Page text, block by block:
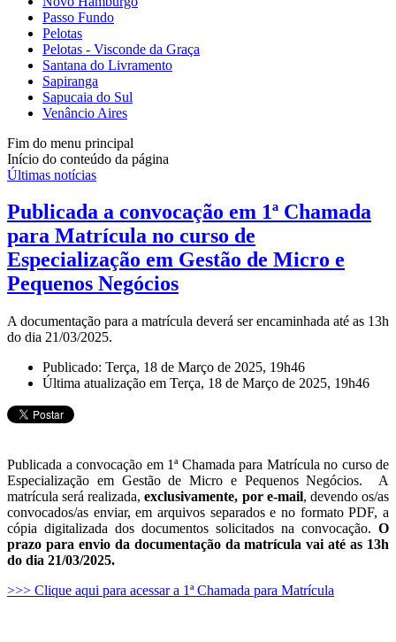
Passo Fundo
Pelotas
Pelotas - Visconde da Graça
Santana do Livramento
Sapiranga
Sapucaia do Sul
Venâncio Aires
Fim do menu principal
Início do conteúdo da página
Últimas notícias
Publicada a convocação em 1ª Chamada
para Matrícula no curso de
Especialização em Gestão de Micro e
Pequenos Negócios
A documentação para a matrícula deverá ser encaminhada até as 13h
do dia 21/03/2025.
Publicado: Terça, 18 de Março de 2025, 19h46
Última atualização em Terça, 18 de Março de 2025, 19h46
Publicada a convocação em 1ª Chamada para Matrícula no curso de
Especialização em Gestão de Micro e Pequenos Negócios. A
matrícula será realizada,exclusivamente, por e-mail, devendo os/as
convocados/as enviar, em arquivos separados e no formato PDF, a
cópia digitalizada dos documentos solicitados na convocação. O
prazo para envio da documentação da matrícula vai até as 13h
do dia 21/03/2025.
>>> Clique aqui para acessar a 1ª Chamada para Matrícula